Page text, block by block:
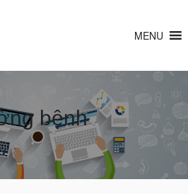
MENU
bệnh